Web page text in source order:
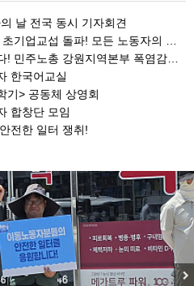
날 전국 동시 기자회견
노동자의 노동기본권 쟁취! 민주노총 7.15 총파업대회
강원지역본부 폭염감시단 선포 기자회견
한국어교실
기> 공동체 상영회
합창단 모임
전한 일터 쟁취!